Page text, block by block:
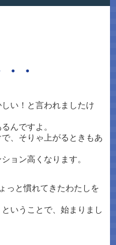
・
い！と言われましたけ
んですよ。
、そりゃ上がるときもあ
ョン高くなります。
っと慣れてきたわたしを
いうことで、始まりまし